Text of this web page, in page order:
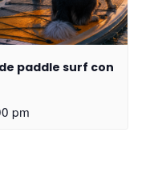
de paddle surf con
pm